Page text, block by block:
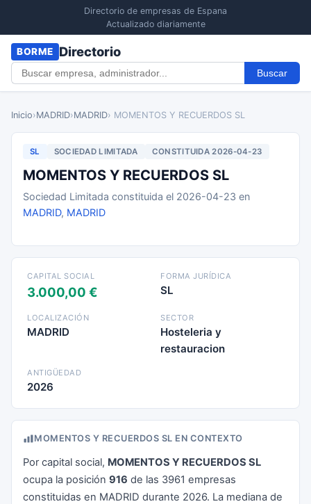
Directorio de empresas de Espana
Actualizado diariamente
BORME Directorio
Buscar
Inicio›MADRID›MADRID› MOMENTOS Y RECUERDOS SL
SL SOCIEDAD LIMITADA CONSTITUIDA 2026-04-23
MOMENTOS Y RECUERDOS SL
Sociedad Limitada constituida el 2026-04-23 en
MADRID, MADRID
CAPITAL SOCIAL
3.000,00 €
FORMA JURÍDICA
SL
LOCALIZACIÓN
MADRID
SECTOR
Hosteleria y
restauracion
ANTIGÜEDAD
2026
MOMENTOS Y RECUERDOS SL EN CONTEXTO
Por capital social, MOMENTOS Y RECUERDOS SL
ocupa la posición 916 de las 3961 empresas
constituidas en MADRID durante 2026. La mediana de